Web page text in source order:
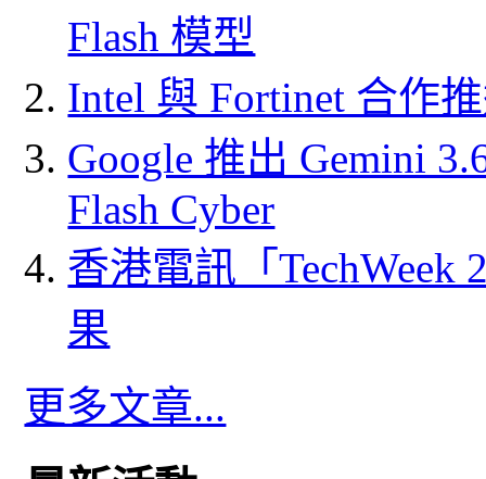
Flash 模型
Intel 與 Fortinet 合作
Google 推出 Gemini
Flash Cyber
香港電訊「
果
更多文章...